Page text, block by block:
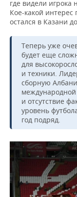
где видели игрока
Кое-какой интерес
остался в Казани
Теперь уже
будет еще
для
и техники.
сборную
и отсутствие
уровень
год подряд.